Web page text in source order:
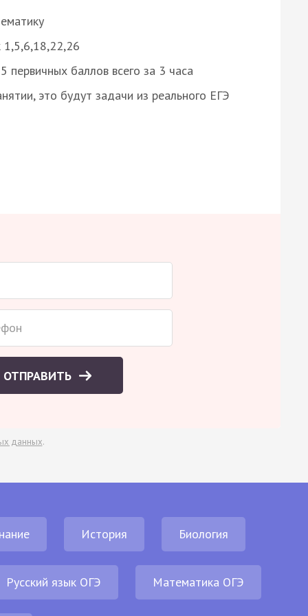
1,5,6,18,22,26
баллов всего за 3 часа
это будут задачи из реального ЕГЭ
ОТПРАВИТЬ
данных.
История Биология
Русский язык ОГЭ Математика ОГЭ